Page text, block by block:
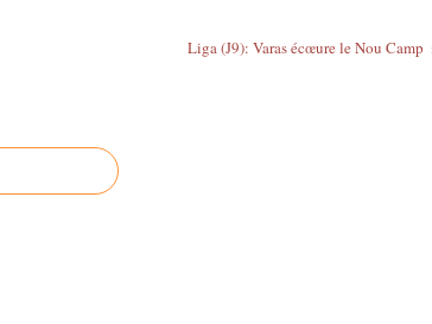
Liga (J9): Varas écœure le Nou Camp